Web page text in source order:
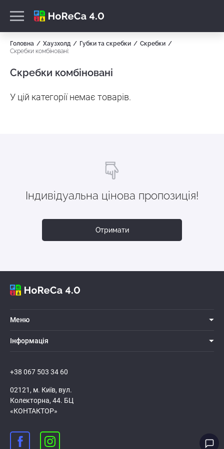
Головна Хаузхолд Губки та скребки
Скребки
Скребки комбіновані:
Скребки комбіновані
У цій категорії немає товарів.
Індивідуальна цінова пропозиція!
Отримати
Меню
Iнформацiя
+38 067 503 34 60
02121, м. Київ, вул.
Колекторна, 44. БЦ
«КОНТАКТОР»